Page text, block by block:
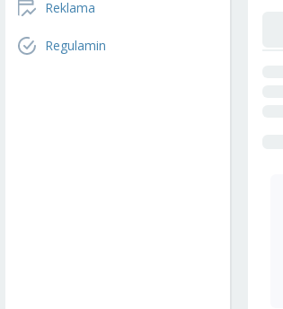
Reklama
Regulamin